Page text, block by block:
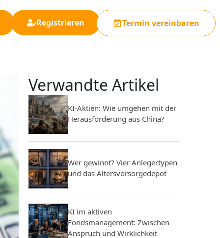
Registrieren Termin vereinbaren
Verwandte Artikel
KI-Aktien: Wie umgehen mit der
Herausforderung aus China?
Wer gewinnt? Vier Anlegertypen
und das Altersvorsorgedepot
KI im aktiven
Fondsmanagement: Zwischen
Anspruch und Wirklichkeit